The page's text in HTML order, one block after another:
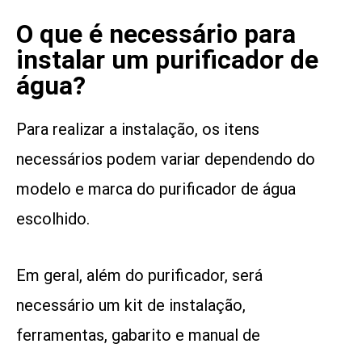
O que é necessário para
instalar um purificador de
água?
Para realizar a instalação, os itens
necessários podem variar dependendo do
modelo e marca do purificador de água
escolhido.
Em geral, além do purificador, será
necessário um kit de instalação,
ferramentas, gabarito e manual de